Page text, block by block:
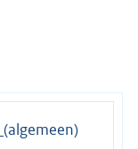
(algemeen)